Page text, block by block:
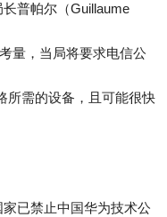
普帕尔（Guillaume
量，当局将要求电信公
所需的设备，且可能很快
已禁止中国华为技术公